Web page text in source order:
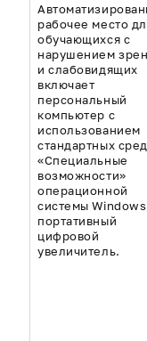
рабочее место
обучающихся с
нарушением
и слабовидящих
включает
персональный
компьютер с
использованием
стандартных
«Специальные
возможности»
операционной
системы
портативный
цифровой
увеличитель.